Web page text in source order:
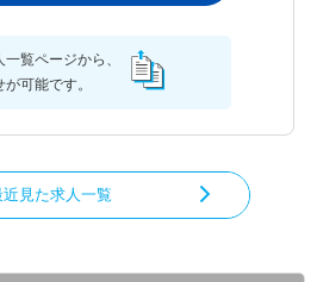
覧ページから、
可能です。
近見た求人一覧